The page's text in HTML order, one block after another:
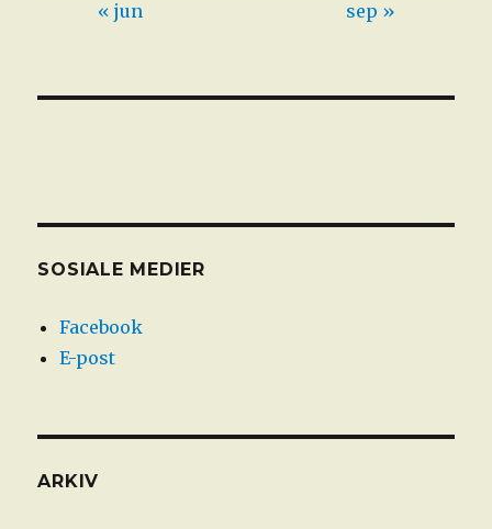
« jun sep »
SOSIALE MEDIER
Facebook
E-post
ARKIV